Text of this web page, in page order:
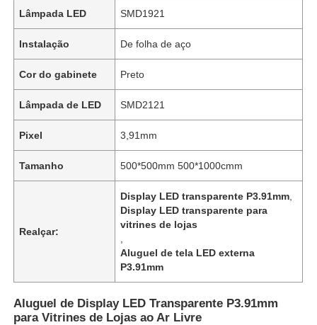
Lâmpada LED SMD1921
Instalação De folha de aço
Cor do gabinete Preto
Lâmpada de LED SMD2121
Pixel 3,91mm
Tamanho 500*500mm 500*1000cmm
Realçar:
Display LED transparente P3.91mm
Display LED transparente para
vitrines de lojas
Aluguel de tela LED externa
P3.91mm
Aluguel de Display LED Transparente P3.91mm
para Vitrines de Lojas ao Ar Livre